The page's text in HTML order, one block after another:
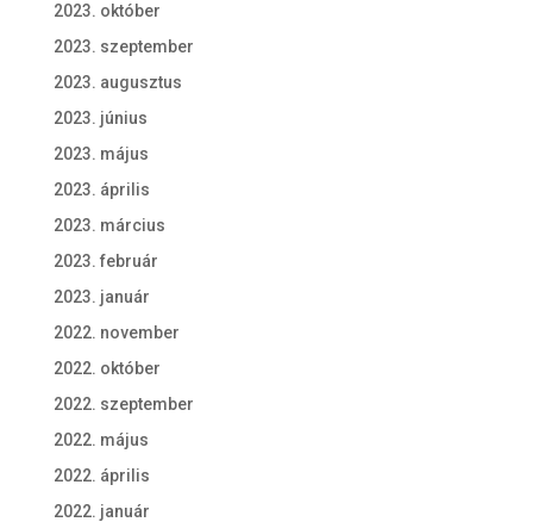
2023. október
2023. szeptember
2023. augusztus
2023. június
2023. május
2023. április
2023. március
2023. február
2023. január
2022. november
2022. október
2022. szeptember
2022. május
2022. április
2022. január